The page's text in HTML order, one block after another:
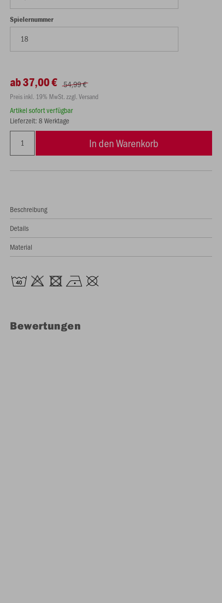
Spielernummer
ab 37,00 € 54,99 €
Preis inkl. 19% MwSt. zzgl. Versand
Artikel sofort verfügbar
Lieferzeit: 8 Werktage
In den Warenkorb
Beschreibung
Details
Material
Bewertungen